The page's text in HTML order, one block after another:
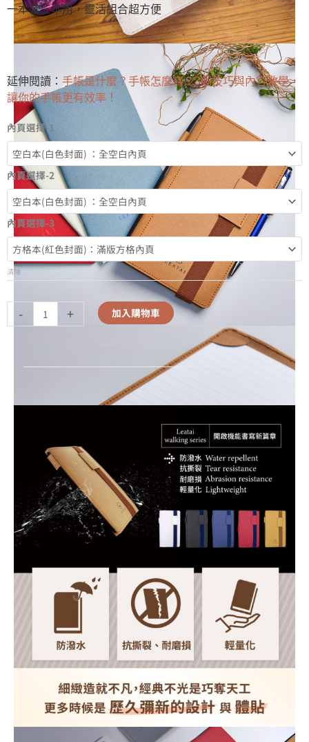
一本當三本用，靈活組合超方便
延伸閱讀： 手帳是什麼？手帳怎麼寫？3個技巧與內容教學，
讓你的手帳更有效率！
內頁選擇-1
內頁選擇-2
內頁選擇-3
清除
- + 加入購物車